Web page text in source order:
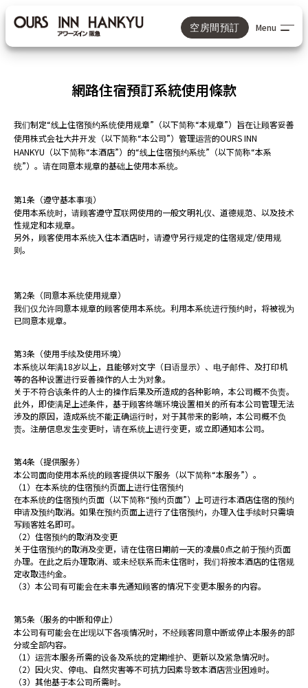
空房間預訂 Menu
從官方網站預訂最划算！
預定住宿日期
選擇中的人數和房間數
成人1人，房間1間
> 點擊此處查看、更改或取消預訂
網路住宿預訂系統使用條款
我们制定“线上住宿预约系统使用规章”（以下简称“本规章”）旨在让顾客妥善
使用株式会社大井开发（以下简称“本公司”）管理运营的OURS INN
HANKYU（以下简称“本酒店”）的“线上住宿预约系统”（以下简称“本系
统”）。请在同意本规章的基础上使用本系统。
第1条（遵守基本事项）
使用本系统时，请顾客遵守互联网使用的一般文明礼仪、道德规范、以及技术
性规定和本规章。
另外，顾客使用本系统入住本酒店时，请遵守另行规定的住宿规定/使用规
则。
第2条（同意本系统使用规章）
我们仅允许同意本规章的顾客使用本系统。利用本系统进行预约时，将被视为
已同意本规章。
第3条（使用手续及使用环境）
本系统以年满18岁以上，且能够对文字（日语显示）、电子邮件、及打印机
等的各种设置进行妥善操作的人士为对象。
关于不符合该条件的人士的操作后果及所造成的各种影响，本公司概不负责。
此外，即使满足上述条件，基于顾客终端环境设置相关的所有本公司管理无法
涉及的原因，造成系统不能正确运行时，对于其带来的影响，本公司概不负
责。注册信息发生变更时，请在系统上进行变更，或立即通知本公司。
第4条（提供服务）
本公司面向使用本系统的顾客提供以下服务（以下简称“本服务”）。
（1）在本系统的住宿预约页面上进行住宿预约
在本系统的住宿预约页面（以下简称“预约页面”）上可进行本酒店住宿的预约
申请及预约取消。如果在预约页面上进行了住宿预约，办理入住手续时只需填
写顾客姓名即可。
（2）住宿预约的取消及变更
关于住宿预约的取消及变更，请在住宿日期前一天的凌晨0点之前于预约页面
办理。在此之后办理取消、或未经联系而未住宿时，我们将按本酒店的住宿规
定收取违约金。
（3）本公司有可能会在未事先通知顾客的情况下变更本服务的内容。
第5条（服务的中断和停止）
本公司有可能会在出现以下各项情况时，不经顾客同意中断或停止本服务的部
分或全部内容。
（1）运营本服务所需的设备及系统的定期维护、更新以及紧急情况时。
（2）因火灾、停电、自然灾害等不可抗力因素导致本酒店营业困难时。
（3）其他基于本公司所需时。